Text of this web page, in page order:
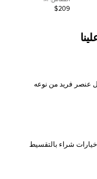
الوردي مقاس متوسط
$209
عنصر فريد من نوعه
شراء بالتقسيط